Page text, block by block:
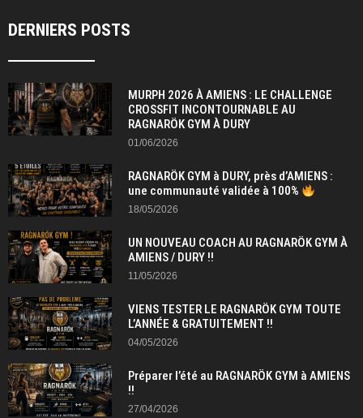
DERNIERS POSTS
MURPH 2026 À AMIENS : LE CHALLENGE
CROSSFIT INCONTOURNABLE AU
RAGNARÖK GYM À DURY
01/06/2026
RAGNARÖK GYM à DURY, près d’AMIENS :
une communauté validée à 100%
18/05/2026
UN NOUVEAU COACH AU RAGNARÖK GYM À
AMIENS / DURY !!
11/05/2026
VIENS TESTER LE RAGNARÖK GYM TOUTE
L’ANNÉE & GRATUITEMENT !!
04/05/2026
Préparer l’été au RAGNARÖK GYM à AMIENS
!!
27/04/2026